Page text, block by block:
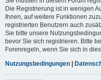
Die Registrierung ist in wenigen
Ihnen, auf weitere Funktionen
registrierten Benutzern auch
Sie bitte unsere
bevor Sie sich registrieren. Bitte
Forenregeln, wenn Sie sich in
Nutzungsbedingungen |